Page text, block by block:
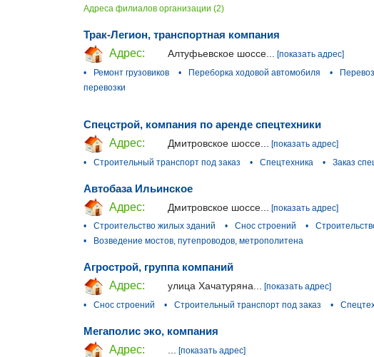
Адреса филиалов организации (2)
Трак-Легион, транспортная компания
Адрес:
Алтуфьевское шоссе...
[показать адрес]
•
Ремонт грузовиков • Переборка ходовой автомобиля •
перевозки
Спецстрой, компания по аренде спецтехники
Адрес:
Дмитровское шоссе...
[показать адрес]
•
Строительный транспорт под заказ • Спецтехника • Заказ
Автобаза Ильинское
Адрес:
Дмитровское шоссе...
[показать адрес]
•
Строительство жилых зданий • Снос строений •
•
Возведение мостов, путепроводов, метрополитена
Агрострой, группа компаний
Адрес:
улица Хачатуряна... [показать адрес]
•
Снос строений • Строительный транспорт под заказ •
Мегаполис эко, компания
Адрес:
[показать адрес]